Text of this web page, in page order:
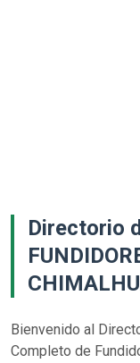
Directorio
Bienvenido al
Completo de